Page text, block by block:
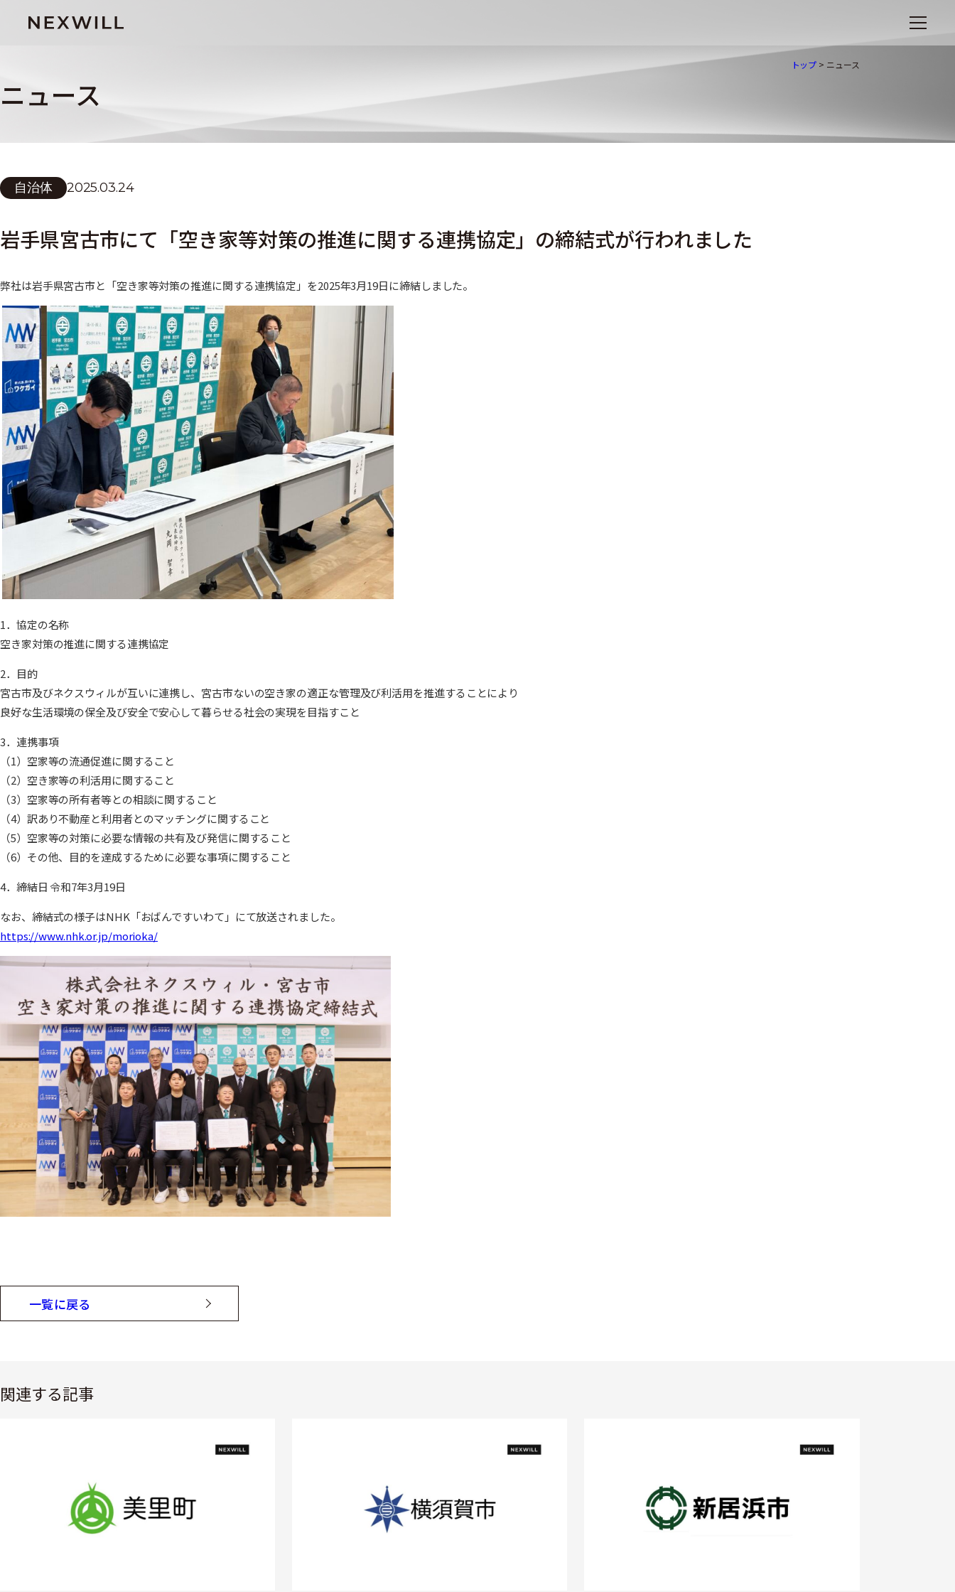
トップ > ニュース
ニュース
自治体 2025.03.24
岩手県宮古市にて「空き家等対策の推進に関する連携協定」の締結式が行われました
弊社は岩手県宮古市と「空き家等対策の推進に関する連携協定」を2025年3月19日に締結しました。
1．協定の名称
空き家対策の推進に関する連携協定
2．目的
宮古市及びネクスウィルが互いに連携し、宮古市ないの空き家の適正な管理及び利活用を推進することにより
良好な生活環境の保全及び安全で安心して暮らせる社会の実現を目指すこと
3．連携事項
（1）空家等の流通促進に関すること
（2）空き家等の利活用に関すること
（3）空家等の所有者等との相談に関すること
（4）訳あり不動産と利用者とのマッチングに関すること
（5）空家等の対策に必要な情報の共有及び発信に関すること
（6）その他、目的を達成するために必要な事項に関すること
4．締結日 令和7年3月19日
なお、締結式の様子はNHK「おばんですいわて」にて放送されました。
https://www.nhk.or.jp/morioka/
一覧に戻る
関連する記事